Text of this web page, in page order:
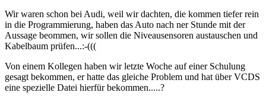
Wir waren schon bei Audi, weil wir dachten, die kommen tiefer rein
in die Programmierung, haben das Auto nach ner Stunde mit der
Aussage beommen, wir sollen die Niveausensoren austauschen und
Kabelbaum prüfen...:-(((
Von einem Kollegen haben wir letzte Woche auf einer Schulung
gesagt bekommen, er hatte das gleiche Problem und hat über VCDS
eine spezielle Datei hierfür bekommen.....?